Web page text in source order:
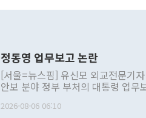
정동영 업무보고 논란
[서울=뉴스핌] 유신모 외교전문기
안보 분야 정부 부처의 대통령 업
발언 중에는 정부 내 조율을 거치지
2026-08-06 06:10